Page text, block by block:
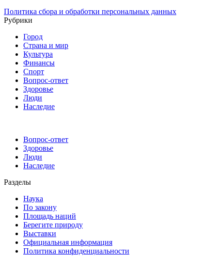
Политика сбора и обработки персональных данных
Рубрики
Город
Страна и мир
Культура
Финансы
Спорт
Вопрос-ответ
Здоровье
Люди
Наследие
Вопрос-ответ
Здоровье
Люди
Наследие
Разделы
Наука
По закону
Площадь наций
Берегите природу
Выставки
Официальная информация
Политика конфиденциальности